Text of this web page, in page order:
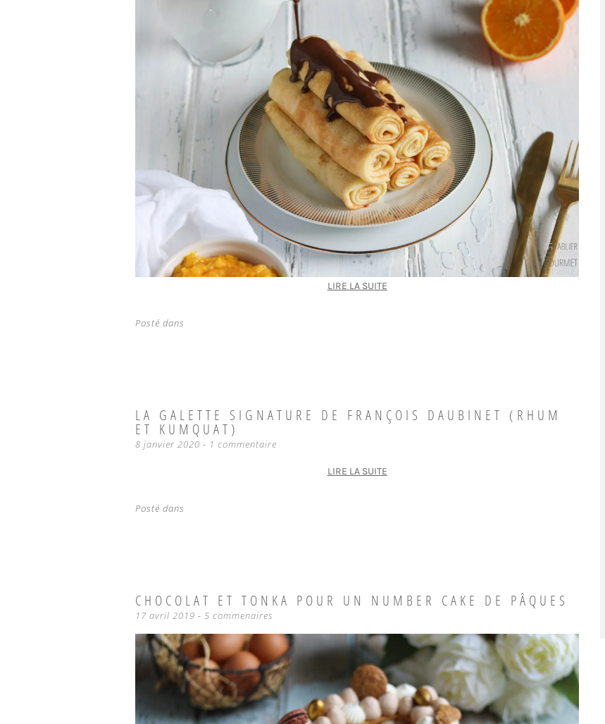
LIRE LA SUITE
Posté dans
LA GALETTE SIGNATURE DE FRANÇOIS DAUBINET (RHUM
ET KUMQUAT)
8 janvier 2020 1 commentaire
LIRE LA SUITE
Posté dans
CHOCOLAT ET TONKA POUR UN NUMBER CAKE DE PÂQUES
17 avril 2019 5 commenaires